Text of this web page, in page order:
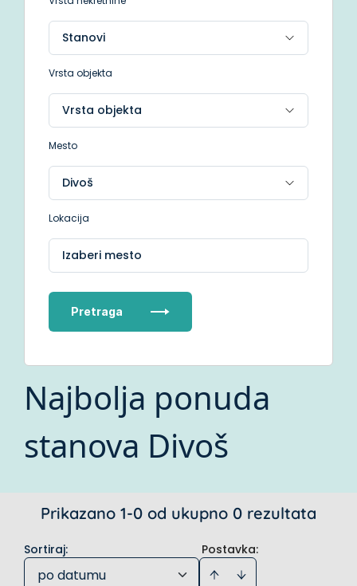
Vrsta objekta
Mesto
Lokacija
Izaberi mesto
Pretraga
Najbolja ponuda
stanova Divoš
Prikazano 1-0 od ukupno 0 rezultata
Postavka:
Sortiraj:
po datumu